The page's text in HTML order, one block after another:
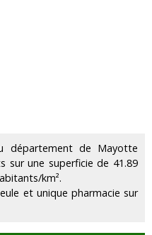
département de Mayotte
sur une superficie de 41.89
km².
et unique pharmacie sur